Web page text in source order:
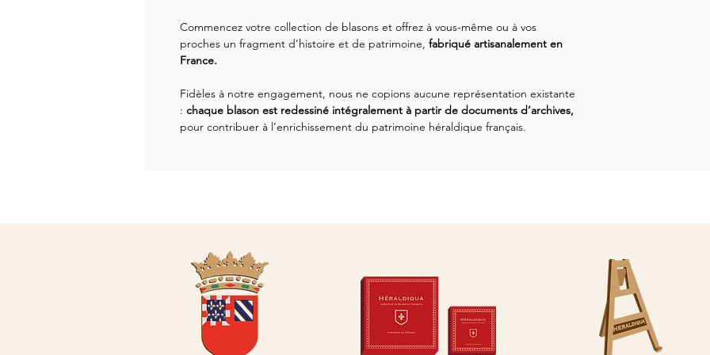
Commencez votre collection de blasons et offrez à vous-même ou à vos
proches un fragment d’histoire et de patrimoine, fabriqué artisanalement en
France.
Fidèles à notre engagement, nous ne copions aucune représentation existante
: chaque blason est redessiné intégralement à partir de documents d’archives,
pour contribuer à l’enrichissement du patrimoine héraldique français.